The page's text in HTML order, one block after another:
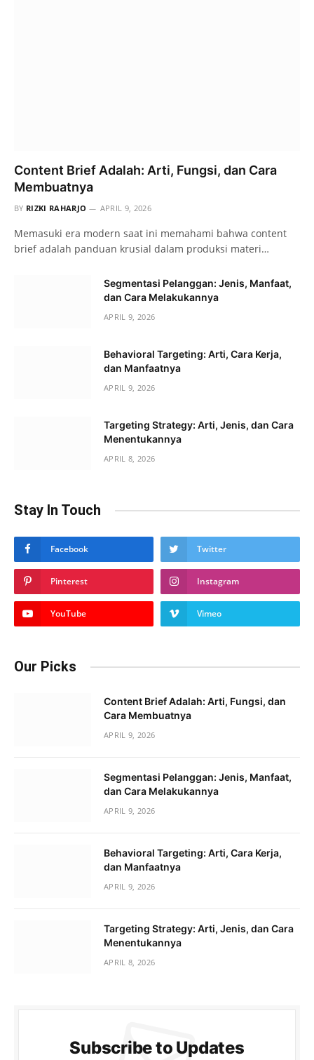
Content Brief Adalah: Arti, Fungsi, dan Cara
Membuatnya
BY RIZKI RAHARJO APRIL 9, 2026
Memasuki era modern saat ini memahami bahwa content
brief adalah panduan krusial dalam produksi materi…
Segmentasi Pelanggan: Jenis, Manfaat,
dan Cara Melakukannya
APRIL 9, 2026
Behavioral Targeting: Arti, Cara Kerja,
dan Manfaatnya
APRIL 9, 2026
Targeting Strategy: Arti, Jenis, dan Cara
Menentukannya
APRIL 8, 2026
Stay In Touch
Facebook Twitter
Pinterest Instagram
YouTube Vimeo
Our Picks
Content Brief Adalah: Arti, Fungsi, dan
Cara Membuatnya
APRIL 9, 2026
Segmentasi Pelanggan: Jenis, Manfaat,
dan Cara Melakukannya
APRIL 9, 2026
Behavioral Targeting: Arti, Cara Kerja,
dan Manfaatnya
APRIL 9, 2026
Targeting Strategy: Arti, Jenis, dan Cara
Menentukannya
APRIL 8, 2026
Subscribe to Updates